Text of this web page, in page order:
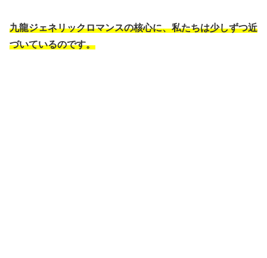
九龍ジェネリックロマンスの核心に、私たちは少しずつ近
づいているのです。